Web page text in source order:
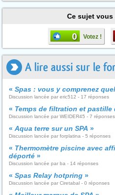
Ce sujet vous
0 Votez !
A lire aussi sur le
« Spas : vous y comprenez
Discussion lancée par eric512 - 17 réponses
« Temps de filtration et pastille
Discussion lancée par WEIDER45 - 7 réponses
« Aqua terre sur un SPA »
Discussion lancée par forplatina - 5 réponses
« Thermomètre piscine avec
déporté »
Discussion lancée par ba - 14 réponses
« Spas Relay hotpring »
Discussion lancée par Ciretabal - 0 réponses